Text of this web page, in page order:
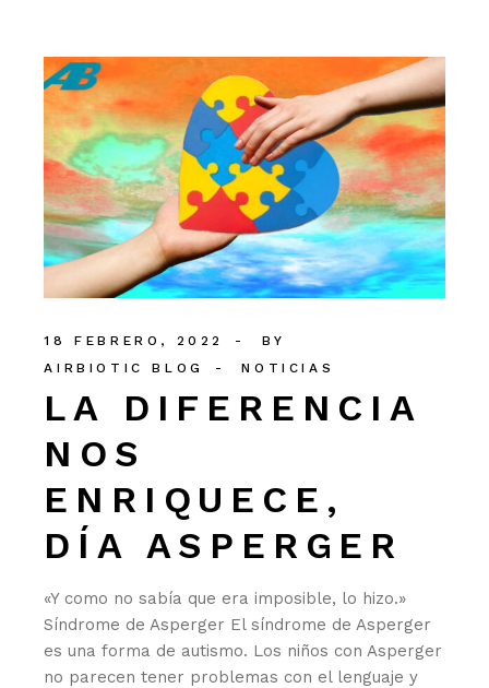
18 FEBRERO, 2022
BY
AIRBIOTIC BLOG
NOTICIAS
LA DIFERENCIA
NOS
ENRIQUECE,
DÍA ASPERGER
«Y como no sabía que era imposible, lo hizo.»
Síndrome de Asperger El síndrome de Asperger
es una forma de autismo. Los niños con Asperger
no parecen tener problemas con el lenguaje y